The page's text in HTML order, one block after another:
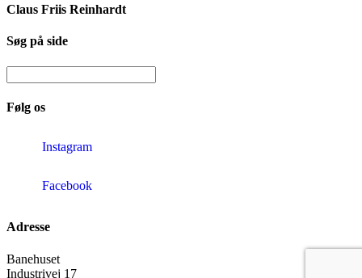
Claus Friis Reinhardt
Søg på side
Følg os
Instagram
Facebook
Adresse
Banehuset
Industrivej 17